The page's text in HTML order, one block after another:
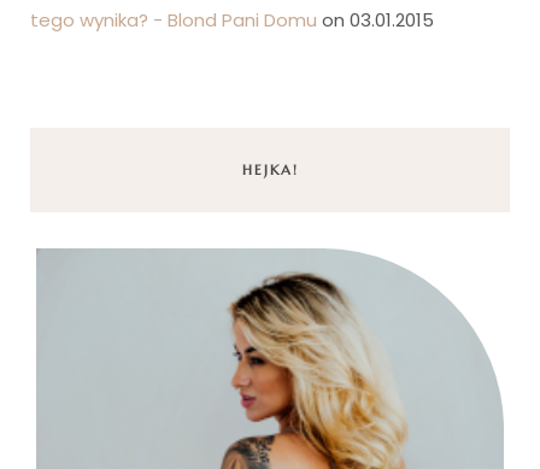
tego wynika? - Blond Pani Domu on 03.01.2015
HEJKA!